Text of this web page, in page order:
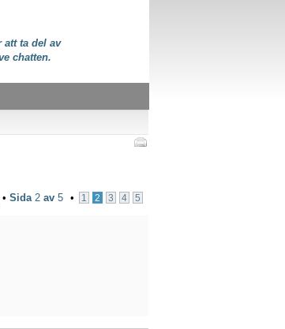
att ta del av
chatten.
Sida 2 av 5 • 1 2 3 4 5